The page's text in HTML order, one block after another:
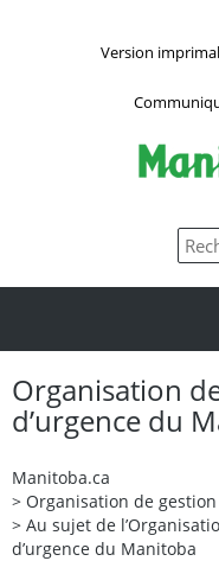
Version
Organisation
d’urgence du
Manitoba.ca
> Organisation de
> Au sujet de
d’urgence du Manitoba